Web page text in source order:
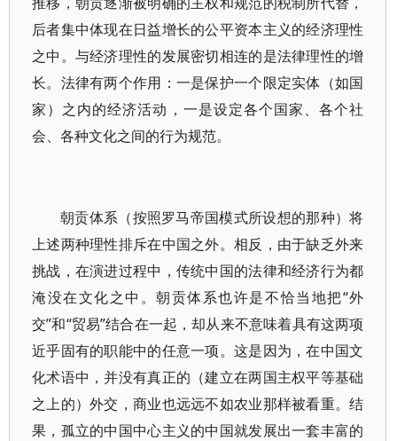
后者集中体现在日益增长的公平资本主义的经济理性
之中。与经济理性的发展密切相连的是法律理性的增
长。法律有两个作用：一是保护一个限定实体（如国
家）之内的经济活动，一是设定各个国家、各个社
会、各种文化之间的行为规范。
朝贡体系（按照罗马帝国模式所设想的那种）将
上述两种理性排斥在中国之外。相反，由于缺乏外来
挑战，在演进过程中，传统中国的法律和经济行为都
淹没在文化之中。朝贡体系也许是不恰当地把“外
交”和“贸易”结合在一起，却从来不意味着具有这两项
近乎固有的职能中的任意一项。这是因为，在中国文
化术语中，并没有真正的（建立在两国主权平等基础
之上的）外交，商业也远远不如农业那样被看重。结
果，孤立的中国中心主义的中国就发展出一套丰富的